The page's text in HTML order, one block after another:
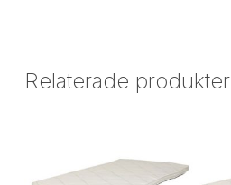
Relaterade produkter